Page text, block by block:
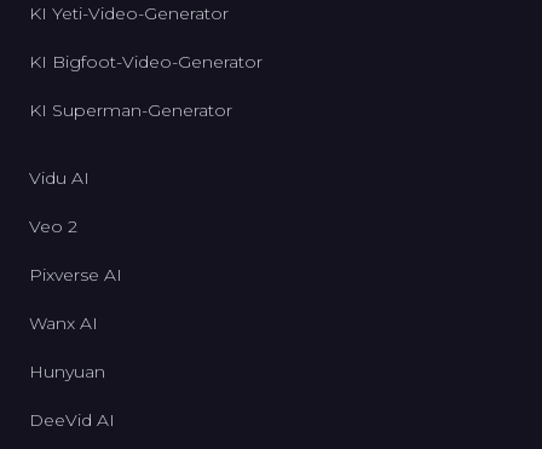
KI Yeti-Video-Generator
KI Bigfoot-Video-Generator
KI Superman-Generator
Vidu AI
Veo 2
Pixverse AI
Wanx AI
Hunyuan
DeeVid AI